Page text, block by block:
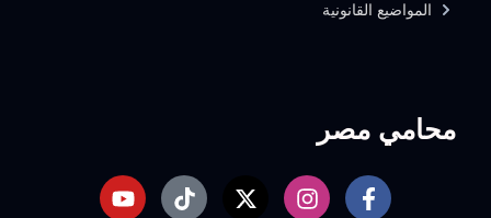
محامي مصر
المواضيع القانونية